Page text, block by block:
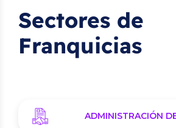
Sectores de
Franquicias
ADMINISTRACIÓN